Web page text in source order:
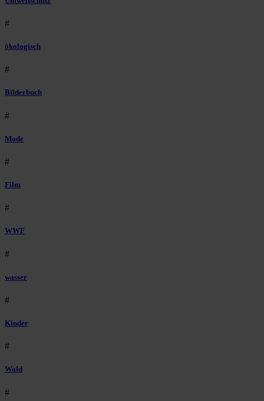
#
ökologisch
#
Bilderbuch
#
Mode
#
Film
#
WWF
#
wasser
#
Kinder
#
Wald
#